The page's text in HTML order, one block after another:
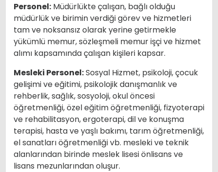
Personel: Müdürlükte çalışan, bağlı olduğu
müdürlük ve birimin verdiği görev ve hizmetleri
tam ve noksansız olarak yerine getirmekle
yükümlü memur, sözleşmeli memur işçi ve hizmet
alımı kapsamında çalışan kişileri kapsar.
Mesleki Personel:Sosyal Hizmet, psikoloji, çocuk
gelişimi ve eğitimi, psikolojik danışmanlık ve
rehberlik, sağlık, sosyoloji, okul öncesi
öğretmenliği, özel eğitim öğretmenliği, fizyoterapi
ve rehabilitasyon, ergoterapi, dil ve konuşma
terapisi, hasta ve yaşlı bakımı, tarım öğretmenliği,
el sanatları öğretmenliği vb. mesleki ve teknik
alanlarından birinde meslek lisesi önlisans ve
lisans mezunlarından oluşur.